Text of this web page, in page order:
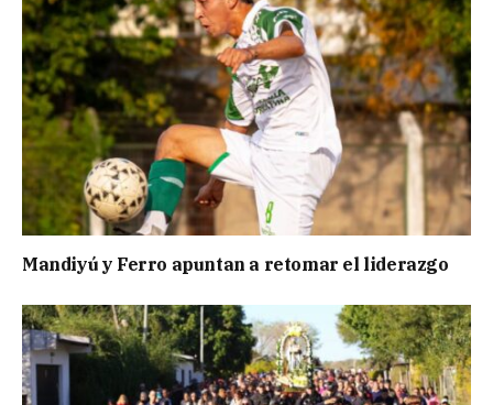
Mandiyú y Ferro apuntan a retomar el liderazgo